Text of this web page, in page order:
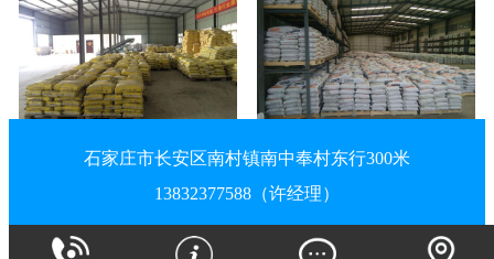
石家庄市长安区南村镇南中奉村东行300米
13832377588（许经理）